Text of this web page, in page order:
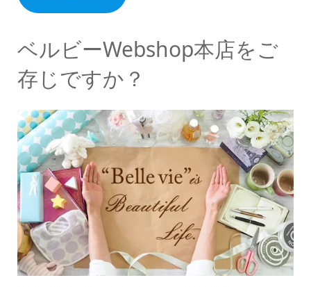
ベルビーWebshop本店をご
存じですか？